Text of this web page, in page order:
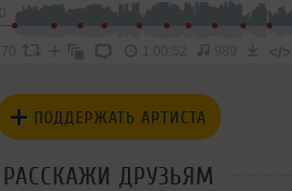
170 1:00:52 989 </>
ПОДДЕРЖАТЬ АРТИСТА
РАССКАЖИ ДРУЗЬЯМ